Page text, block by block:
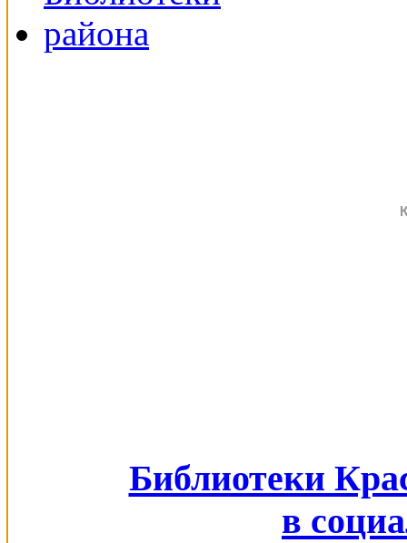
Библиотеки
в